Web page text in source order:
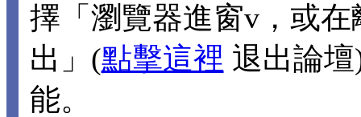
擇「瀏覽器進窗v，或
出」(點擊這裡 退出論
能。